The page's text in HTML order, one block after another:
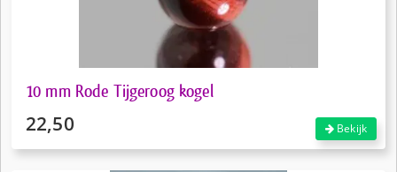
10 mm Rode Tijgeroog kogel
22,50 Bekijk